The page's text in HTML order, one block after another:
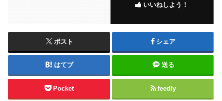
いいねしよう！
ポスト シェア
はてブ 送る
Pocket feedly